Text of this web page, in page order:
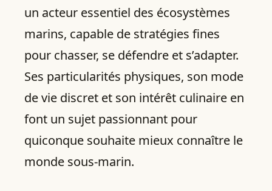
un acteur essentiel des écosystèmes
marins, capable de stratégies fines
pour chasser, se défendre et s’adapter.
Ses particularités physiques, son mode
de vie discret et son intérêt culinaire en
font un sujet passionnant pour
quiconque souhaite mieux connaître le
monde sous-marin.